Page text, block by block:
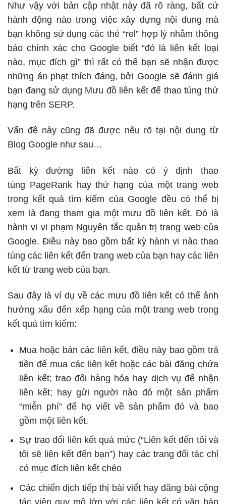
Như vậy với bản cập nhật này đã rõ ràng, bất cứ
hành động nào trong việc xây dựng nội dung mà
bạn không sử dụng các thẻ “rel” hợp lý nhằm thông
báo chính xác cho Google biết “đó là liên kết loại
nào, mục đích gì” thì rất có thể bạn sẽ nhận được
những án phạt thích đáng, bởi Google sẽ đánh giá
bạn đang sử dụng Mưu đồ liên kết để thao túng thứ
hạng trên SERP.
Vấn đề này cũng đã được nêu rõ tại nội dung từ
Blog Google như sau…
Bất kỳ đường liên kết nào có ý định thao
túng PageRank hay thứ hạng của một trang web
trong kết quả tìm kiếm của Google đều có thể bị
xem là đang tham gia một mưu đồ liên kết. Đó là
hành vi vi phạm Nguyên tắc quản trị trang webcủa
Google. Điều này bao gồm bất kỳ hành vi nào thao
túng các liên kết đến trang web của bạn hay các liên
kết từ trang web của bạn.
Sau đây là ví dụ về các mưu đồ liên kết có thể ảnh
hưởng xấu đến xếp hạng của một trang web trong
kết quả tìm kiếm:
Mua hoặc bán các liên kết, điều này bao gồm trả
tiền để mua các liên kết hoặc các bài đăng chứa
liên kết; trao đổi hàng hóa hay dịch vụ để nhận
liên kết; hay gửi người nào đó một sản phẩm
“miễn phí” để họ viết về sản phẩm đó và bao
gồm một liên kết.
Sự trao đổi liên kết quá mức (“Liên kết đến tôi và
tôi sẽ liên kết đến bạn”) hay các trang đối tác chỉ
có mục đích liên kết chéo
Các chiến dịch tiếp thị bài viết hay đăng bài cộng